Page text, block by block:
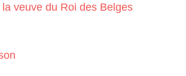
veuve du Roi des Belges